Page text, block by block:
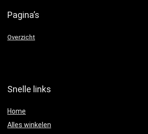
Pagina’s
Overzicht
Snelle links
Home
Alles winkelen